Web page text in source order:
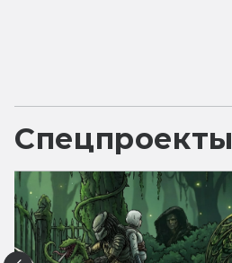
Спецпроекты